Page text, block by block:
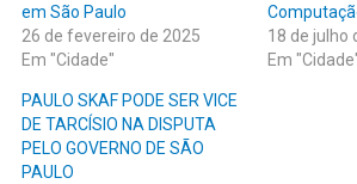
em São Paulo
26 de fevereiro de 2025
Em "Cidade"
18 de julho
Em
PAULO SKAF PODE SER VICE
DE TARCÍSIO NA DISPUTA
PELO GOVERNO DE SÃO
PAULO